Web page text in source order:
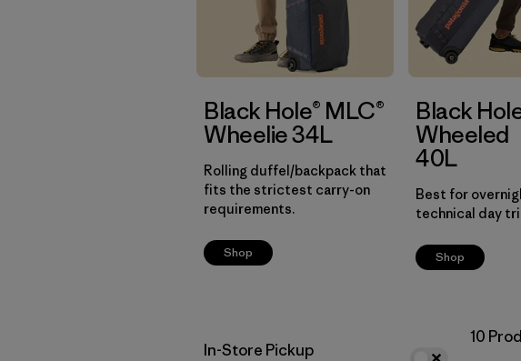
Black Hole® MLC®
Wheelie 34L
Rolling duffel/backpack that
fits the strictest carry-on
requirements.
Shop
Black
40L
Best for
technical day
Shop
In-Store Pickup
10